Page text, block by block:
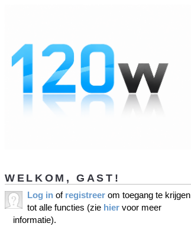
WELKOM, GAST!
Log in of registreer om toegang te krijgen
tot alle functies (zie hier voor meer
informatie).